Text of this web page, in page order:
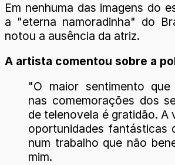
Em nenhuma das imagens do
a "eterna namoradinha" do
notou a ausência da atriz.
A artista comentou sobre a
"O maior sentimento
nas comemorações dos
de telenovela é gratidão. A
oportunidades fantásticas
num trabalho que não
mim.